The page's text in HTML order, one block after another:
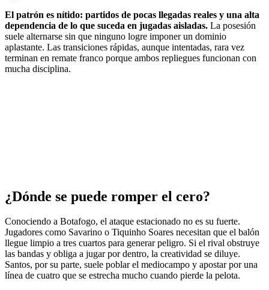
El patrón es nítido: partidos de pocas llegadas reales y una alta
dependencia de lo que suceda en jugadas aisladas. La posesión
suele alternarse sin que ninguno logre imponer un dominio
aplastante. Las transiciones rápidas, aunque intentadas, rara vez
terminan en remate franco porque ambos repliegues funcionan con
mucha disciplina.
¿Dónde se puede romper el cero?
Conociendo a Botafogo, el ataque estacionado no es su fuerte.
Jugadores como Savarino o Tiquinho Soares necesitan que el balón
llegue limpio a tres cuartos para generar peligro. Si el rival obstruye
las bandas y obliga a jugar por dentro, la creatividad se diluye.
Santos, por su parte, suele poblar el mediocampo y apostar por una
línea de cuatro que se estrecha mucho cuando pierde la pelota.